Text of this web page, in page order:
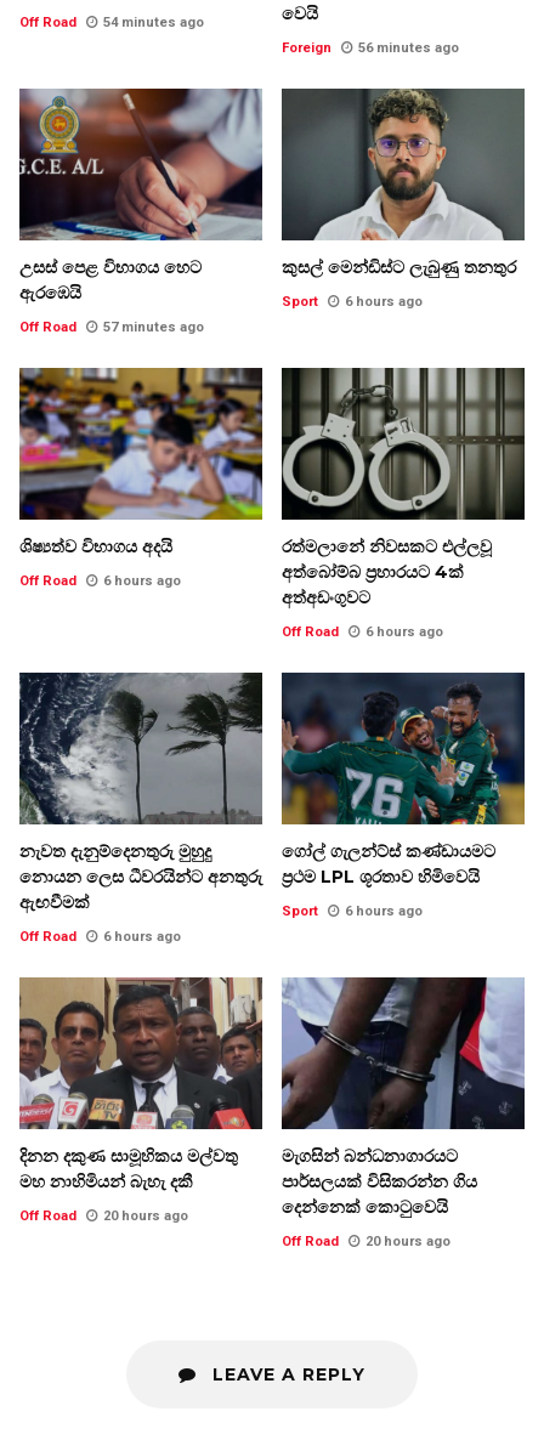
Off Road 54 minutes ago
වෙයි
Foreign 56 minutes ago
උසස් පෙළ විභාගය හෙට
ඇරඹෙයි
Off Road 57 minutes ago
කුසල් මෙන්ඩිස්ට ලැබුණු තනතුර
Sport 6 hours ago
ශිෂ්‍යත්ව විභාගය අදයි
Off Road 6 hours ago
රත්මලානේ නිවසකට එල්ලවූ
අත්බෝම්බ ප්‍රහාරයට 4ක්
අත්අඩංගුවට
Off Road 6 hours ago
නැවත දැනුම්දෙනතුරු මුහුදු
නොයන ලෙස ධීවරයින්ට අනතුරු
ඇඟවීමක්
Off Road 6 hours ago
ගෝල් ගැලන්ට්ස් කණ්ඩායමට
ප්‍රථම LPL ශූරතාව හිමිවෙයි
Sport 6 hours ago
දිනන දකුණ සාමූහිකය මල්වතු
මහ නාහිමියන් බැහැ දකී
Off Road 20 hours ago
මැගසින් බන්ධනාගාරයට
පාර්සලයක් විසිකරන්න ගිය
දෙන්නෙක් කොටුවෙයි
Off Road 20 hours ago
LEAVE A REPLY